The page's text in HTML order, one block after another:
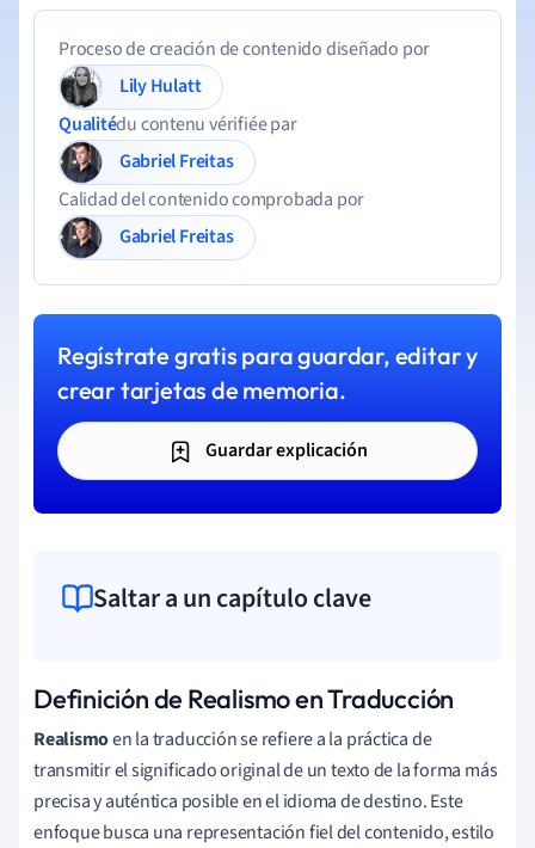
Proceso de creación de contenido diseñado por
Lily Hulatt
Qualitédu contenu vérifiée par
Gabriel Freitas
Calidad del contenido comprobada por
Gabriel Freitas
Regístrate gratis para guardar, editar y
crear tarjetas de memoria.
Guardar explicación
Saltar a un capítulo clave
Definición de Realismo en Traducción
Realismoen la traducción se refiere a la práctica de
transmitir el significado original de un texto de la forma más
precisa y auténtica posible en el idioma de destino. Este
enfoque busca una representación fiel del contenido, estilo